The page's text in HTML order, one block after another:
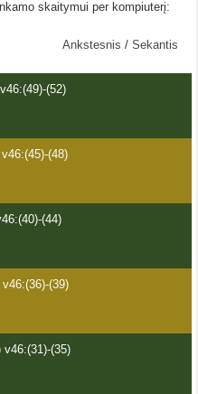
skaitymui per kompiuterį:
Ankstesnis / Sekantis
(52)
v46:(45)-(48)
(44)
(39)
v46:(31)-(35)